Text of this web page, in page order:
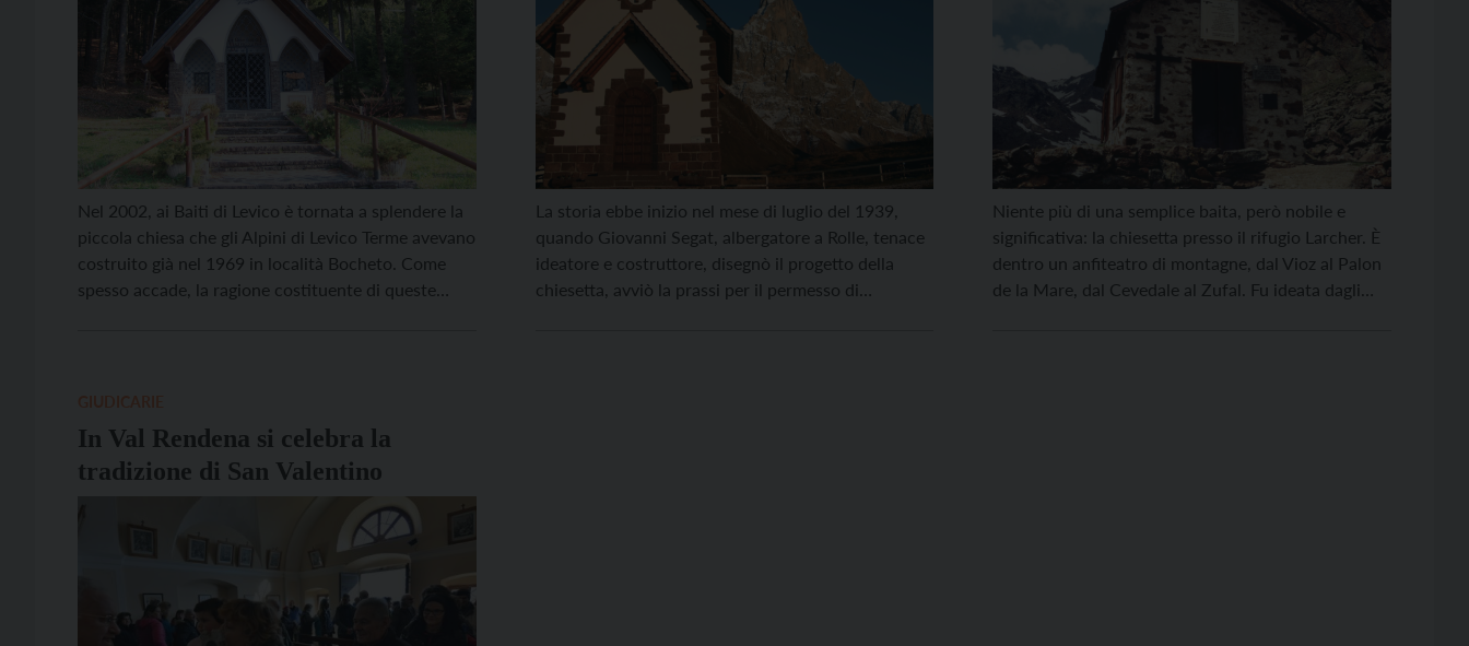
Nel 2002, ai Baiti di Levico è tornata a splendere la
piccola chiesa che gli Alpini di Levico Terme avevano
costruito già nel 1969 in località Bocheto. Come
spesso accade, la ragione costituente di queste
La storia ebbe inizio nel mese di luglio del 1939,
quando Giovanni Segat, albergatore a Rolle, tenace
ideatore e costruttore, disegnò il progetto della
chiesetta, avviò la prassi per il permesso di
Niente più di una semplice baita, però nobile e
significativa: la chiesetta presso il rifugio Larcher. È
dentro un anfiteatro di montagne, dal Vioz al Palon
de la Mare, dal Cevedale al Zufal. Fu ideata dagli
In Val Rendena si celebra la
tradizione di San Valentino